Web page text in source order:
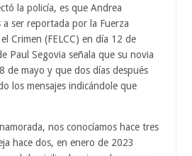
la policía, es que Andrea
a ser reportada por la Fuerza
Crimen (FELCC) en día 12 de
Paul Segovia señala que su novia
de mayo y que dos días después
los mensajes indicándole que
nos conocíamos hace tres
hace dos, en enero de 2023